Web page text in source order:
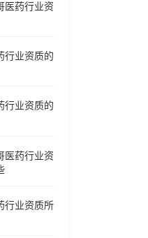
医药行业资
行业资质的
行业资质的
医药行业资
行业资质所